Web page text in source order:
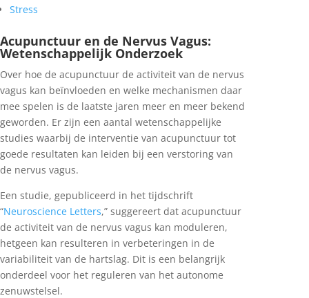
Stress
Acupunctuur en de Nervus Vagus:
Wetenschappelijk Onderzoek
Over hoe de acupunctuur de activiteit van de nervus
vagus kan beïnvloeden en welke mechanismen daar
mee spelen is de laatste jaren meer en meer bekend
geworden. Er zijn een aantal wetenschappelijke
studies waarbij de interventie van acupunctuur tot
goede resultaten kan leiden bij een verstoring van
de nervus vagus.
Een studie, gepubliceerd in het tijdschrift
“Neuroscience Letters,” suggereert dat acupunctuur
de activiteit van de nervus vagus kan moduleren,
hetgeen kan resulteren in verbeteringen in de
variabiliteit van de hartslag. Dit is een belangrijk
onderdeel voor het reguleren van het autonome
zenuwstelsel.